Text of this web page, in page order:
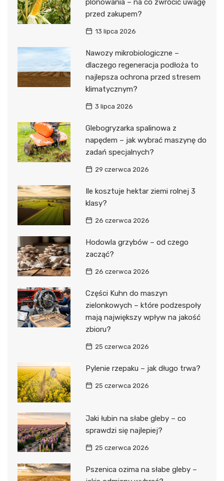
plonowania – na co zwrócić uwagę
przed zakupem?
13 lipca 2026
Nawozy mikrobiologiczne –
dlaczego regeneracja podłoża to
najlepsza ochrona przed stresem
klimatycznym?
3 lipca 2026
Glebogryzarka spalinowa z
napędem – jak wybrać maszynę do
zadań specjalnych?
29 czerwca 2026
Ile kosztuje hektar ziemi rolnej 3
klasy?
26 czerwca 2026
Hodowla grzybów – od czego
zacząć?
26 czerwca 2026
Części Kuhn do maszyn
zielonkowych – które podzespoły
mają największy wpływ na jakość
zbioru?
25 czerwca 2026
Pylenie rzepaku – jak długo trwa?
25 czerwca 2026
Jaki łubin na słabe gleby – co
sprawdzi się najlepiej?
25 czerwca 2026
Pszenica ozima na słabe gleby –